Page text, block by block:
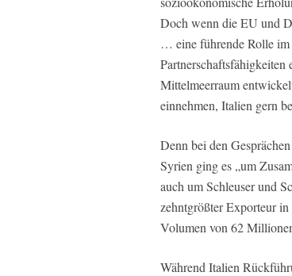
Doch wenn die EU und
… eine führende Rolle im
Mittelmeerraum
einnehmen, Italien gern
Denn bei den
Syrien ging es „um
auch um Schleuser und
zehntgrößter Exporteur
Volumen von 62
Während Italien